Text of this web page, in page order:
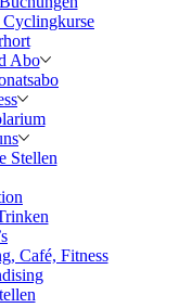
Abo
Stellen
Café, Fitness